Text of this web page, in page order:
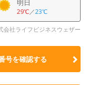
明日
29℃／23℃
会社ライフビジネスウェザー
号を確認する